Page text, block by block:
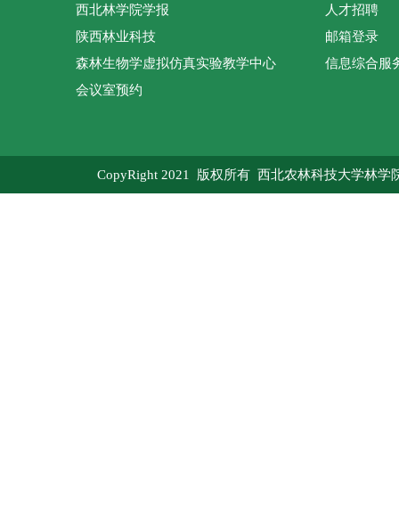
西北林学院学报
陕西林业科技
森林生物学虚拟仿真实验教学中心
会议室预约
人才招聘
邮箱登录
信息综合服
CopyRight 2021 版权所有 西北农林科技大学林